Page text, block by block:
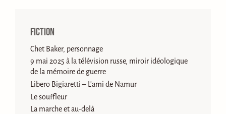
Fiction
Chet Baker, personnage
9 mai 2025 à la télévision russe, miroir idéologique
de la mémoire de guerre
Libero Bigiaretti – L’ami de Namur
Le souffleur
La marche et au-delà